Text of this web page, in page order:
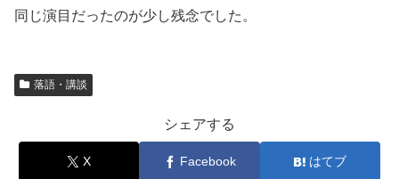
同じ演目だったのが少し残念でした。
落語・講談
シェアする
X Facebook はてブ